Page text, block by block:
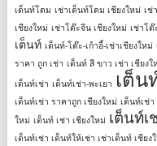
เต็นท์โดม เช่าเต็นท์โดม เชียงใหม่ เช่
เชียงใหม่ เช่าโต๊ะจีน เชียงใหม่ เช่าโต๊
เต็นท์ เต็นท์-โต๊ะ-เก้าอี้-เช่าเชียงใหม่
ราคา ถูก เช่า เต็นท์ สี ขาว เช่า เชียงใ
เต็นท์เช่า เต็นท์เช่า-พะเยา เต็น
เต็นท์เช่า ราคาถูก เชียงใหม่ เต็นท์เช่า
ใหม่ เต็นท์ เช่า เชียงใหม่ เต็นท์เ
เต็นท์เช่า เต็นท์ให้เช่า เช่าเต็นท์ เชียง